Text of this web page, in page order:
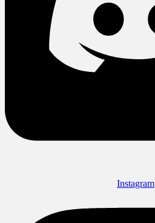
Instagram